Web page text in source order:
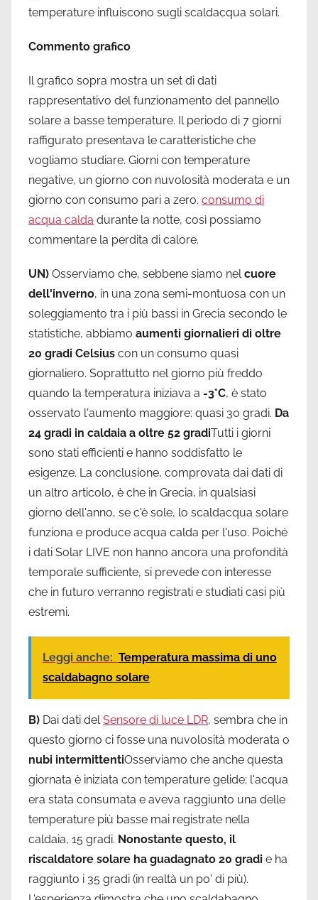
temperature influiscono sugli scaldacqua solari.
Commento grafico
Il grafico sopra mostra un set di dati
rappresentativo del funzionamento del pannello
solare a basse temperature. Il periodo di 7 giorni
raffigurato presentava le caratteristiche che
vogliamo studiare. Giorni con temperature
negative, un giorno con nuvolosità moderata e un
giorno con consumo pari a zero. consumo di
acqua calda durante la notte, così possiamo
commentare la perdita di calore.
UN) Osserviamo che, sebbene siamo nelcuore
dell'inverno, in una zona semi-montuosa con un
soleggiamento tra i più bassi in Grecia secondo le
statistiche, abbiamo aumenti giornalieri di oltre
20 gradi Celsius con un consumo quasi
giornaliero. Soprattutto nel giorno più freddo
quando la temperatura iniziava a -3°C, è stato
osservato l'aumento maggiore: quasi 30 gradi. Da
24 gradi in caldaia a oltre 52 gradiTutti i giorni
sono stati efficienti e hanno soddisfatto le
esigenze. La conclusione, comprovata dai dati di
un altro articolo, è che in Grecia, in qualsiasi
giorno dell'anno, se c'è sole, lo scaldacqua solare
funziona e produce acqua calda per l'uso. Poiché
i dati Solar LIVE non hanno ancora una profondità
temporale sufficiente, si prevede con interesse
che in futuro verranno registrati e studiati casi più
estremi.
Leggi anche: Temperatura massima di uno
scaldabagno solare
B) Dai dati delSensore di luce LDR, sembra che in
questo giorno ci fosse una nuvolosità moderata o
nubi intermittentiOsserviamo che anche questa
giornata è iniziata con temperature gelide; l'acqua
era stata consumata e aveva raggiunto una delle
temperature più basse mai registrate nella
caldaia, 15 gradi. Nonostante questo, il
riscaldatore solare ha guadagnato 20 gradi e ha
raggiunto i 35 gradi (in realtà un po' di più).